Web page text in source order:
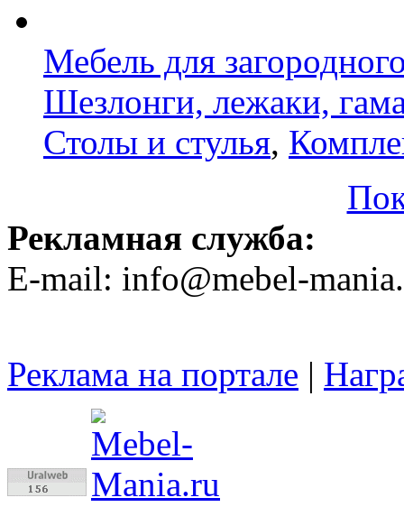
Мебель для
Шезлонги, лежаки,
Столы и стулья,
Рекламная служба:
E-mail: info@mebel-
Реклама на портале |